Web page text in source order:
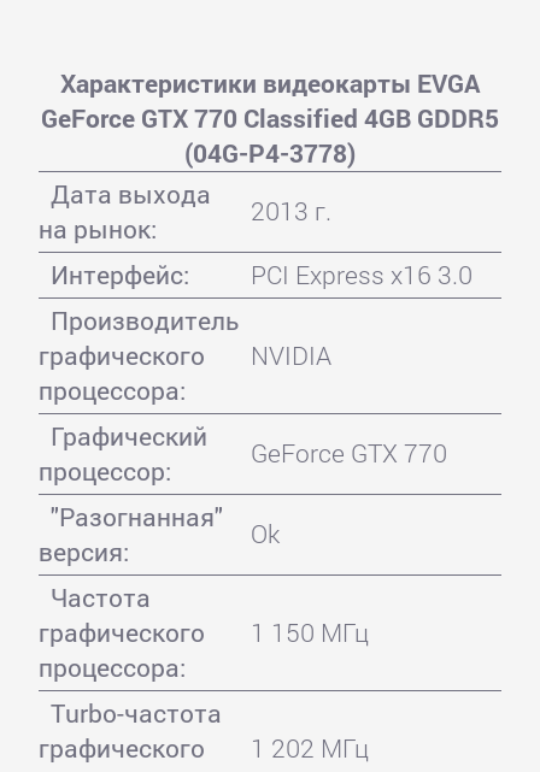
Характеристики видеокарты EVGA
GeForce GTX 770 Classified 4GB GDDR5
(04G-P4-3778)
Дата выхода
на рынок:
2013 г.
Интерфейс:
PCI Express x16 3.0
Производитель
графического
процессора:
NVIDIA
Графический
процессор:
GeForce GTX 770
"Разогнанная"
версия:
Ok
Частота
графического
процессора:
1 150 МГц
Turbo-частота
графического
1 202 МГц